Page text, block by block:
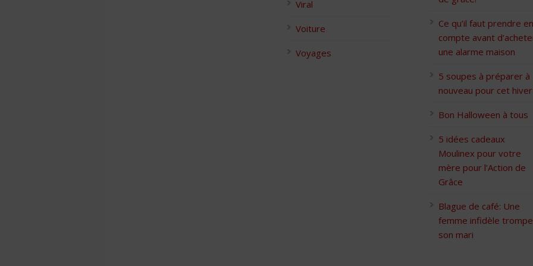
Viral
Voiture
Voyages
Ce qu’il faut prendre en
compte avant
une alarme maison
5 soupes à préparer à
nouveau pour cet hiver
Bon Halloween à tous
5 idées cadeaux
Moulinex pour votre
mère pour l’Action de
Grâce
Blague de café: Une
femme infidèle trompe
son mari